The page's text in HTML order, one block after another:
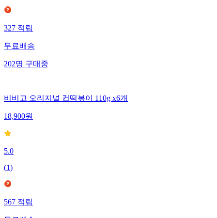
327적립
무료배송
202명구매중
비비고 오리지널 컵떡볶이 110g x6개
18,900원
5.0
(1)
567적립